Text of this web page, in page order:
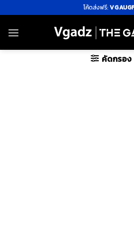
ไป
ยัง
โค้ดส่งฟรี:
คัดกรอง